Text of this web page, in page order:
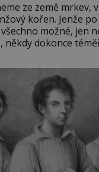
ze země mrkev,
kořen. Jenže
možné, jen
někdy dokonce
zahradu ani